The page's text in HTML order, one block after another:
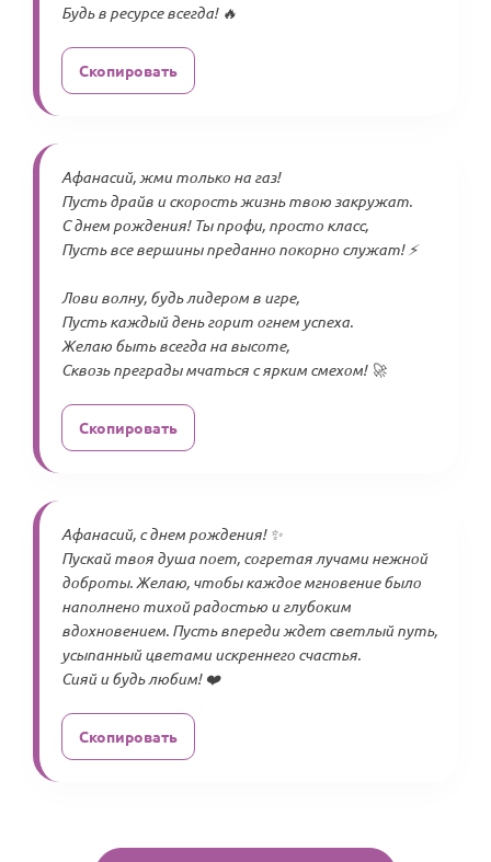
Будь в ресурсе всегда! 🔥
Скопировать
Афанасий, жми только на газ!
Пусть драйв и скорость жизнь твою закружат.
С днем рождения! Ты профи, просто класс,
Пусть все вершины преданно покорно служат! ⚡
Лови волну, будь лидером в игре,
Пусть каждый день горит огнем успеха.
Желаю быть всегда на высоте,
Сквозь преграды мчаться с ярким смехом! 🚀
Скопировать
Афанасий, с днем рождения! ✨
Пускай твоя душа поет, согретая лучами нежной
доброты. Желаю, чтобы каждое мгновение было
наполнено тихой радостью и глубоким
вдохновением. Пусть впереди ждет светлый путь,
усыпанный цветами искреннего счастья.
Сияй и будь любим! ❤️
Скопировать